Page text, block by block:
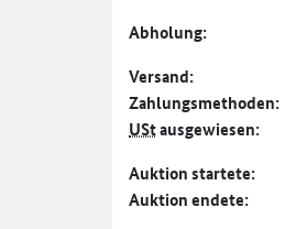
Abholung:
Versand:
Zahlungs­methoden:
UStausgewiesen:
Auktion startete:
Auktion endete: